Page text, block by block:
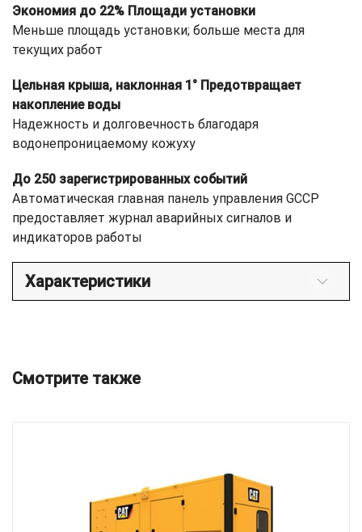
Экономия до 22% Площади установки
Меньше площадь установки; больше места для
текущих работ
Цельная крыша, наклонная 1° Предотвращает
накопление воды
Надежность и долговечность благодаря
водонепроницаемому кожуху
До 250 зарегистрированных событий
Автоматическая главная панель управления GCCP
предоставляет журнал аварийных сигналов и
индикаторов работы
Характеристики
Смотрите также